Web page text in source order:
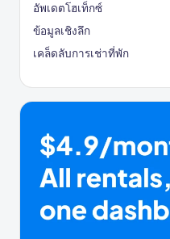
อัพเดตโฮเท็กซ์
ข้อมูลเชิงลึก
เคล็ดลับการเช่าที่พัก